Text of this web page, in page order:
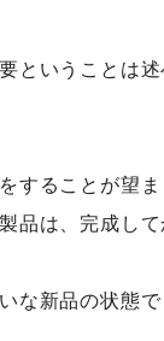
ということは
することが望ま
品は、完成し
な新品の状態